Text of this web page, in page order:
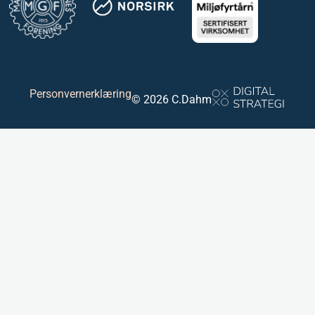
Personvernerklæring© 2026 C.Dahm